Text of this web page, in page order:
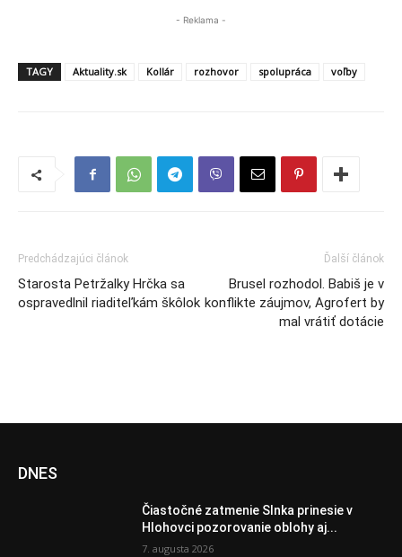
- Reklama -
TAGY Aktuality.sk Kollár rozhovor spolupráca voľby
Predchádzajúci článok
Starosta Petržalky Hrčka sa
ospravedlnil riaditeľkám škôlok
Ďalší článok
Brusel rozhodol. Babiš je v
konflikte záujmov, Agrofert by
mal vrátiť dotácie
DNES
Čiastočné zatmenie Slnka prinesie v
Hlohovci pozorovanie oblohy aj...
7. augusta 2026